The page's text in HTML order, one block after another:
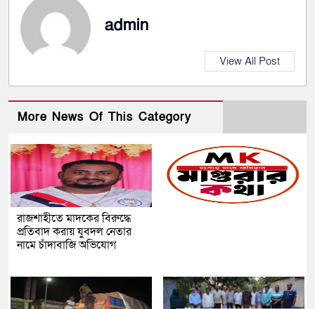
admin
View All Post
More News Of This Category
রাজশাহীতে মাদকের বিরুদ্ধে
প্রতিবাদ করায় যুবদল নেতার
নামে চাঁদাবাজি অভিযোগ